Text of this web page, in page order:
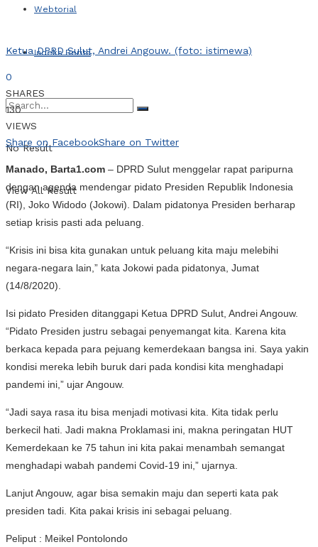
Webtorial
Indeks Berita
No Result
View All Result
Ketua DPRD Sulut, Andrei Angouw. (foto: istimewa)
0
SHARES
130
VIEWS
Share on FacebookShare on Twitter
Manado, Barta1.com – DPRD Sulut menggelar rapat paripurna
dengan agenda mendengar pidato Presiden Republik Indonesia
(RI), Joko Widodo (Jokowi). Dalam pidatonya Presiden berharap
setiap krisis pasti ada peluang.
“Krisis ini bisa kita gunakan untuk peluang kita maju melebihi
negara-negara lain,” kata Jokowi pada pidatonya, Jumat
(14/8/2020).
Isi pidato Presiden ditanggapi Ketua DPRD Sulut, Andrei Angouw.
“Pidato Presiden justru sebagai penyemangat kita. Karena kita
berkaca kepada para pejuang kemerdekaan bangsa ini. Saya yakin
kondisi mereka lebih buruk dari pada kondisi kita menghadapi
pandemi ini,” ujar Angouw.
“Jadi saya rasa itu bisa menjadi motivasi kita. Kita tidak perlu
berkecil hati. Jadi makna Proklamasi ini, makna peringatan HUT
Kemerdekaan ke 75 tahun ini kita pakai menambah semangat
menghadapi wabah pandemi Covid-19 ini,” ujarnya.
Lanjut Angouw, agar bisa semakin maju dan seperti kata pak
presiden tadi. Kita pakai krisis ini sebagai peluang.
Peliput : Meikel Pontolondo